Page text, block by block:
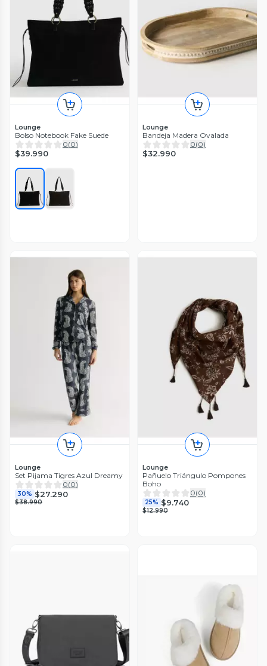
Lounge
Bolso Notebook Fake Suede
0(0)
$39.990
Lounge
Bandeja Madera Ovalada
0(0)
$32.990
Lounge
Set Pijama Tigres Azul Dreamy
0(0)
30% $27.290
$38.990
Lounge
Pañuelo Triángulo Pompones
Boho
0(0)
25% $9.740
$12.990